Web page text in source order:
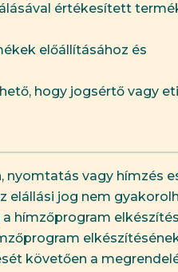
értékesített
előállításához és
hogy jogsértő vagy
nyomtatás vagy hímzés
elállási jog nem
hímzőprogram
követően a